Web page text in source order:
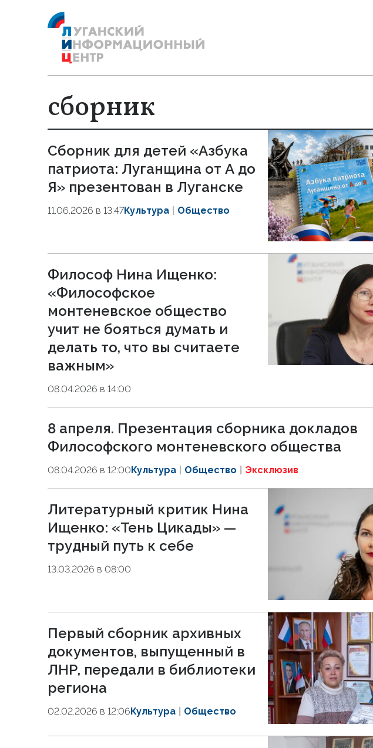
сборник
Сборник для детей «Азбука
патриота: Луганщина от А до
Я» презентован в Луганске
11.06.2026 в 13:47Культура Общество
Философ Нина Ищенко:
«Философское
монтеневское общество
учит не бояться думать и
делать то, что вы считаете
важным»
08.04.2026 в 14:00
8 апреля. Презентация сборника докладов
Философского монтеневского общества
08.04.2026 в 12:00Культура Общество Эксклюзив
Литературный критик Нина
Ищенко: «Тень Цикады» —
трудный путь к себе
13.03.2026 в 08:00
Первый сборник архивных
документов, выпущенный в
ЛНР, передали в библиотеки
региона
02.02.2026 в 12:06Культура Общество